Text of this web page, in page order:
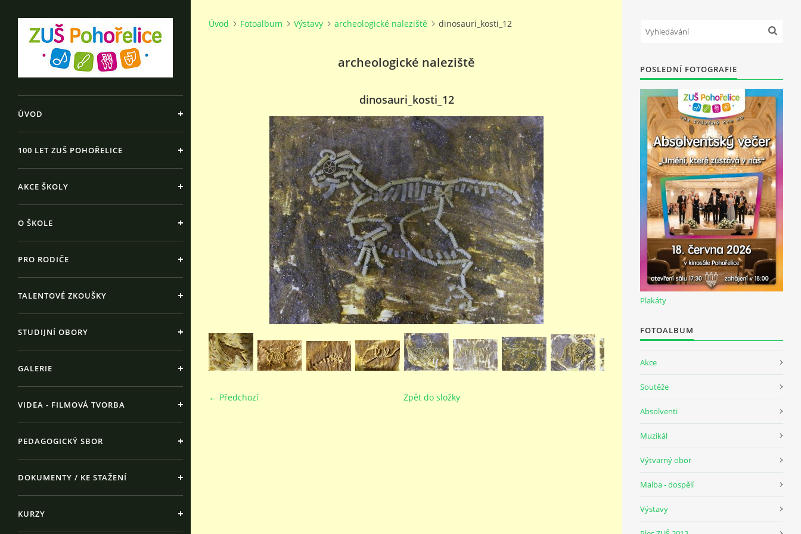
ÚVOD
100 LET ZUŠ POHOŘELICE
AKCE ŠKOLY
O ŠKOLE
PRO RODIČE
TALENTOVÉ ZKOUŠKY
STUDIJNÍ OBORY
GALERIE
VIDEA - FILMOVÁ TVORBA
PEDAGOGICKÝ SBOR
DOKUMENTY / KE STAŽENÍ
KURZY
Úvod Fotoalbum Výstavy archeologické naleziště dinosauri_kosti_12
archeologické naleziště
dinosauri_kosti_12
← Předchozí Zpět do složky
POSLEDNÍ FOTOGRAFIE
Plakáty
FOTOALBUM
Akce
Soutěže
Absolventi
Muzikál
Výtvarný obor
Malba - dospělí
Výstavy